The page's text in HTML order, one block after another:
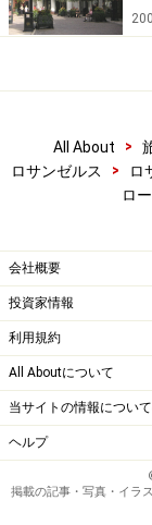
All About >
ロサンゼルス
> ロ
ロ
会社概要
投資家情報
利用規約
All Aboutについて
当サイトの情報につい
ヘルプ
掲載の記事・写真・イラ